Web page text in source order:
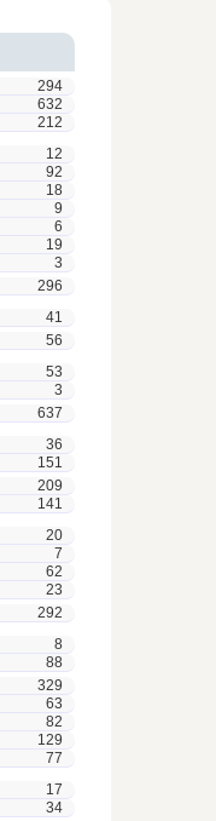
294
632
212
12
92
18
9
6
19
3
296
41
56
53
3
637
36
151
209
141
20
7
62
23
292
8
88
329
63
82
129
77
17
34